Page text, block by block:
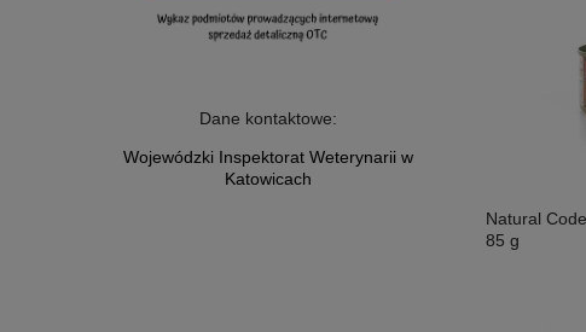
Dane kontaktowe:
Wojewódzki Inspektorat Weterynarii w
Katowicach
Natural
85 g